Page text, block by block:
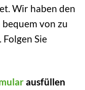
Wir haben den
von zu
Sie
ausfüllen